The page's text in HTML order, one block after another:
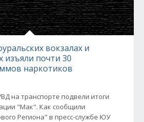
вокзалах и
изъяли почти 30
наркотиков
на транспорте подвели итоги
"Мак". Как сообщили
Региона" в пресс-службе ЮУ